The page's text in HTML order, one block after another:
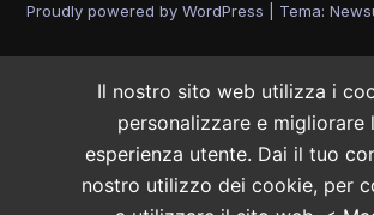
Proudly powered by WordPress Tema:
Il nostro sito web utilizza i
personalizzare e migliorare
esperienza utente. Dai il tuo
nostro utilizzo dei cookie, per